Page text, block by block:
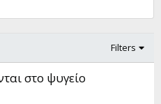
Filters
στο ψυγείο